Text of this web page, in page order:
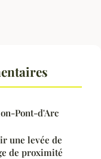
Pont-d'Arc
une levée de
de proximité